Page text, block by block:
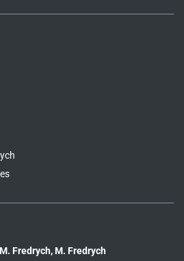
Fredrych, M. Fredrych